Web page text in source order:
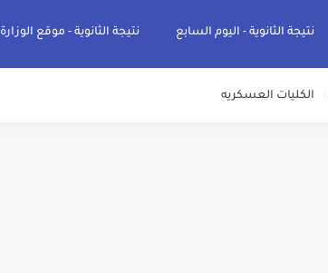
نتيجة الثانوية - اليوم السابع نتيجة الثانوية - موقع الوزارة
الكليات العسكريه